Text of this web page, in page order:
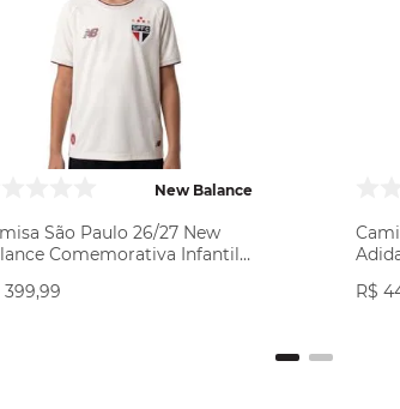
New Balance
São Paulo 26/27 New
Comemorativa Infantil -
399,99 R$